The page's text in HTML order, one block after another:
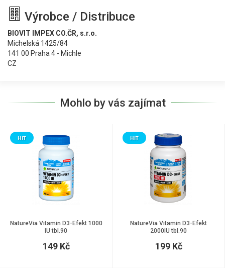
Výrobce / Distribuce
BIOVIT IMPEX CO.ČR, s.r.o.
Michelská 1425/84
141 00 Praha 4 - Michle
CZ
Mohlo by vás zajímat
NatureVia Vitamin D3-Efekt 1000
IU tbl.90
HIT
149 Kč
NatureVia Vitamin D3-Efekt
2000IU tbl.90
HIT
199 Kč